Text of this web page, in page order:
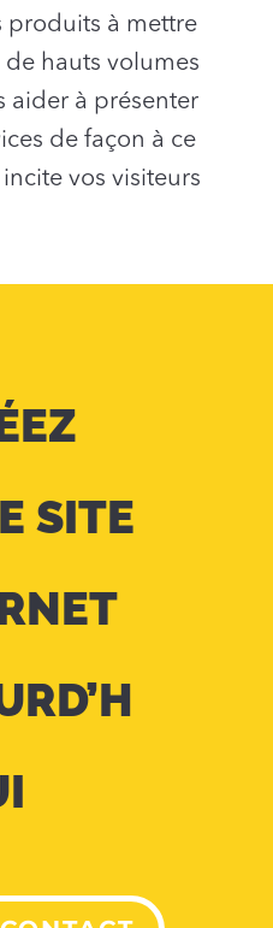
produits à mettre
de hauts volumes
aider à présenter
de façon à ce
vos visiteurs
SITE